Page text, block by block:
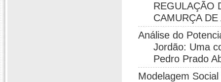
REGULAÇÃO
CAMURÇA
Análise do
Jordão: Uma
Pedro Prado
Modelagem